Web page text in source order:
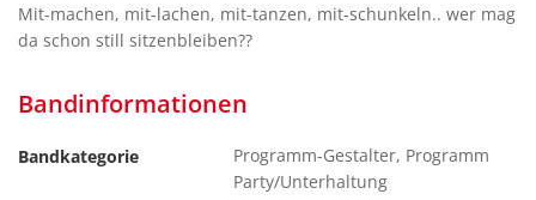
Mit-machen, mit-lachen, mit-tanzen, mit-schunkeln.. wer mag
da schon still sitzenbleiben??
Bandinformationen
Bandkategorie
Programm-Gestalter, Programm
Party/Unterhaltung